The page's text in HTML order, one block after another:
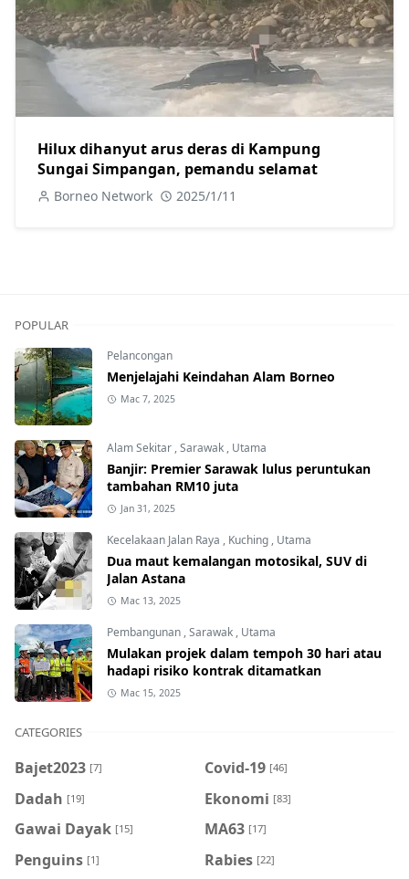
Hilux dihanyut arus deras di Kampung
Sungai Simpangan, pemandu selamat
Borneo Network 2025/1/11
POPULAR
Pelancongan
Menjelajahi Keindahan Alam Borneo
Mac 7, 2025
Alam Sekitar ,Sarawak , Utama
Banjir: Premier Sarawak lulus peruntukan
tambahan RM10 juta
Jan 31, 2025
Kecelakaan Jalan Raya , Kuching , Utama
Dua maut kemalangan motosikal, SUV di
Jalan Astana
Mac 13, 2025
Pembangunan ,Sarawak , Utama
Mulakan projek dalam tempoh 30 hari atau
hadapi risiko kontrak ditamatkan
Mac 15, 2025
CATEGORIES
Bajet2023 [7] Covid-19 [46]
Dadah [19] Ekonomi [83]
Gawai Dayak [15] MA63 [17]
Penguins [1] Rabies [22]